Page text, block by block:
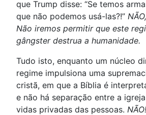
que Trump disse: “Se temos
que não podemos usá-las?!”
Não iremos permitir que este
gângster destrua a humanidade.
Tudo isto, enquanto um núcleo
regime impulsiona uma
cristã, em que a Bíblia é
e não há separação entre a
vidas privadas das pessoas.